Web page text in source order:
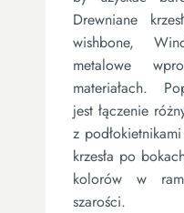
Drewniane
wishbone,
metalowe
materiałach.
jest łączenie
z
krzesła po
kolorów w
szarości.